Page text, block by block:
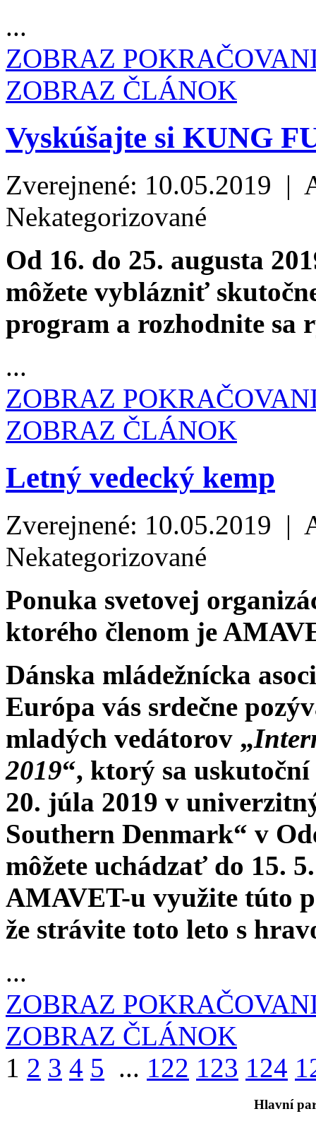
...
ZOBRAZ
ZOBRAZ ČLÁNOK
Vyskúšajte si KUNG
Zverejnené: 10.05.2019 |
Nekategorizované
Od 16. do 25. augusta
môžete vyblázniť
program a rozhodnite sa
...
ZOBRAZ
ZOBRAZ ČLÁNOK
Letný vedecký kemp
Zverejnené: 10.05.2019 |
Nekategorizované
Ponuka svetovej
ktorého členom je
Dánska mládežnícka
Európa vás srdečne
mladých vedátorov „
2019“, ktorý sa
20. júla 2019 v
Southern Denmark“ v
môžete uchádzať do 15.
AMAVET-u využite túto
že strávite toto leto s
...
ZOBRAZ
ZOBRAZ ČLÁNOK
1 2 3 4 5 ... 122 123 124
Hlavní